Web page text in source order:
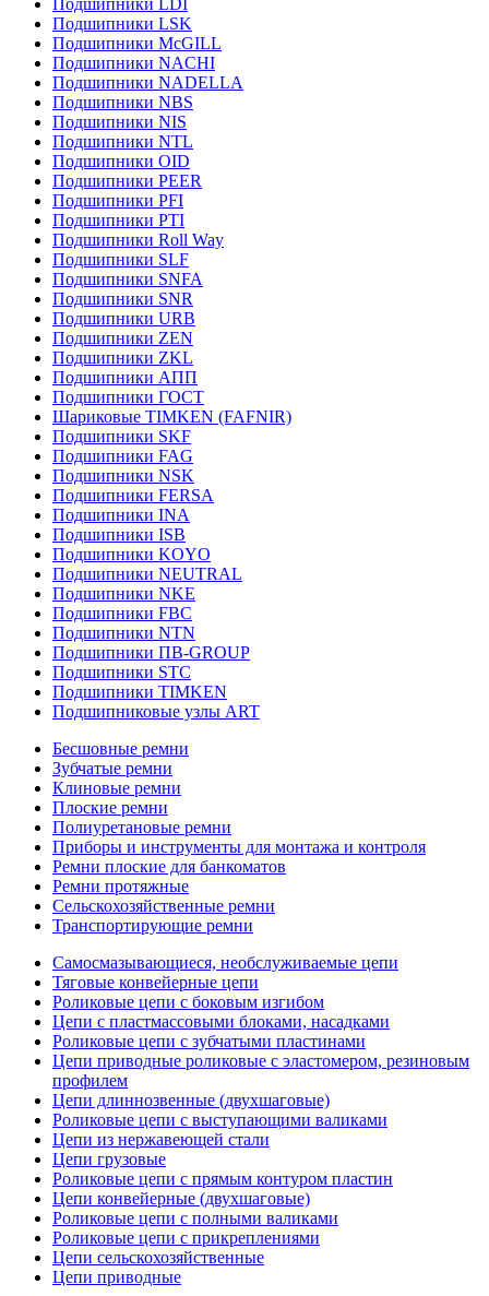
Подшипники LDI
Подшипники LSK
Подшипники McGILL
Подшипники NACHI
Подшипники NADELLA
Подшипники NBS
Подшипники NIS
Подшипники NTL
Подшипники OID
Подшипники PEER
Подшипники PFI
Подшипники PTI
Подшипники Roll Way
Подшипники SLF
Подшипники SNFA
Подшипники SNR
Подшипники URB
Подшипники ZEN
Подшипники ZKL
Подшипники АПП
Подшипники ГОСТ
Шариковые ТІMKEN (FAFNIR)
Подшипники SKF
Подшипники FAG
Подшипники NSK
Подшипники FERSA
Подшипники INA
Подшипники ISB
Подшипники KOYO
Подшипники NEUTRAL
Подшипники NKE
Подшипники FBC
Подшипники NTN
Подшипники ПВ-GROUP
Подшипники STC
Подшипники TIMKEN
Подшипниковые узлы ART
Бесшовные ремни
Зубчатые ремни
Клиновые ремни
Плоские ремни
Полиуретановые ремни
Приборы и инструменты для монтажа и контроля
Ремни плоские для банкоматов
Ремни протяжные
Сельскохозяйственные ремни
Транспортирующие ремни
Самосмазывающиеся, необслуживаемые цепи
Тяговые конвейерные цепи
Роликовые цепи с боковым изгибом
Цепи с пластмассовыми блоками, насадками
Роликовые цепи с зубчатыми пластинами
Цепи приводные роликовые с эластомером, резиновым
профилем
Цепи длиннозвенные (двухшаговые)
Роликовые цепи с выступающими валиками
Цепи из нержавеющей стали
Цепи грузовые
Роликовые цепи с прямым контуром пластин
Цепи конвейерные (двухшаговые)
Роликовые цепи с полными валиками
Роликовые цепи с прикреплениями
Цепи сельскохозяйственные
Цепи приводные